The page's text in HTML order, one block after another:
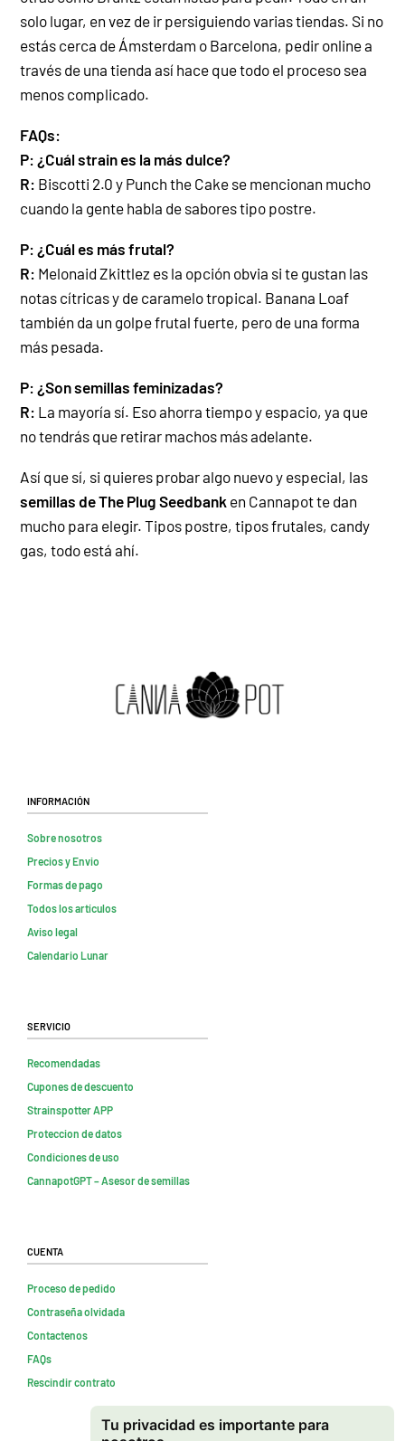
Tu privacidad es importante para
solo lugar, en vez de ir persiguiendo varias tiendas. Si no
estás cerca de Ámsterdam o Barcelona, pedir online a
través de una tienda así hace que todo el proceso sea
menos complicado.
FAQs:
P: ¿Cuál strain es la más dulce?
R: Biscotti 2.0 y Punch the Cake se mencionan mucho
cuando la gente habla de sabores tipo postre.
P: ¿Cuál es más frutal?
R: Melonaid Zkittlez es la opción obvia si te gustan las
notas cítricas y de caramelo tropical. Banana Loaf
también da un golpe frutal fuerte, pero de una forma
más pesada.
P: ¿Son semillas feminizadas?
R: La mayoría sí. Eso ahorra tiempo y espacio, ya que
no tendrás que retirar machos más adelante.
Así que sí, si quieres probar algo nuevo y especial, las
semillas de The Plug Seedbank en Cannapot te dan
mucho para elegir. Tipos postre, tipos frutales, candy
gas, todo está ahí.
Información
Sobre nosotros
Precios y Envio
Formas de pago
Todos los artículos
Aviso legal
Calendario Lunar
Servicio
Recomendadas
Cupones de descuento
Strainspotter APP
Proteccion de datos
Condiciones de uso
CannapotGPT – Asesor de semillas
Cuenta
Proceso de pedido
Contraseña olvidada
Contactenos
FAQs
Rescindir contrato